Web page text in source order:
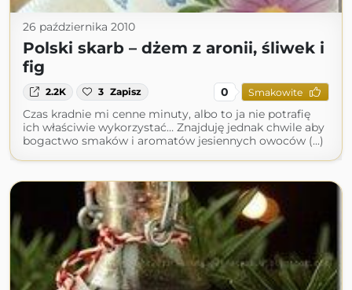
26 października 2010
Polski skarb – dżem z aronii, śliwek i
fig
2.2K 3 Zapisz 0 Smakowite
Czas kradnie mi cenne minuty, albo to ja nie potrafię
ich właściwie wykorzystać… Znajduję jednak chwile aby
bogactwo smaków i aromatów jesiennych owoców (...)